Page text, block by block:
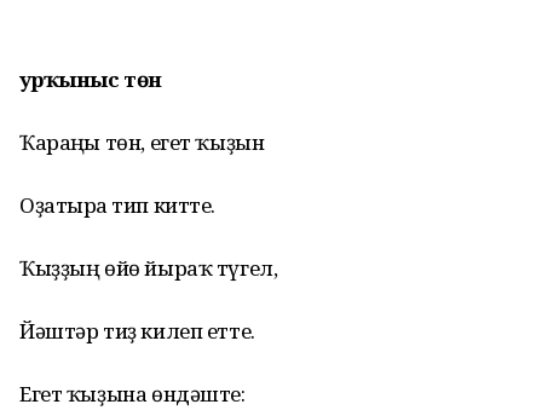
Ҡурҡыныс төн
Ҡараңғы төн, егет ҡыҙын
Оҙатырға тип китте.
Ҡыҙҙың өйө йыраҡ түгел,
Йәштәр тиҙ килеп етте.
Егет ҡыҙына өндәште: